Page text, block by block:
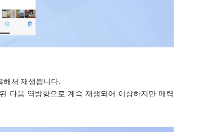
해서 재생됩니다.
다음 역방향으로 계속 재생되어 이상하지만 매력